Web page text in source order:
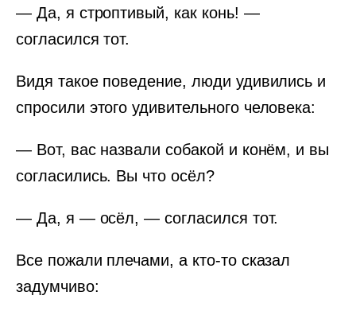
— Да, я строптивый, как конь! —
согласился тот.
Видя такое поведение, люди удивились и
спросили этого удивительного человека:
— Вот, вас назвали собакой и конём, и вы
согласились. Вы что осёл?
— Да, я — осёл, — согласился тот.
Все пожали плечами, а кто-то сказал
задумчиво: